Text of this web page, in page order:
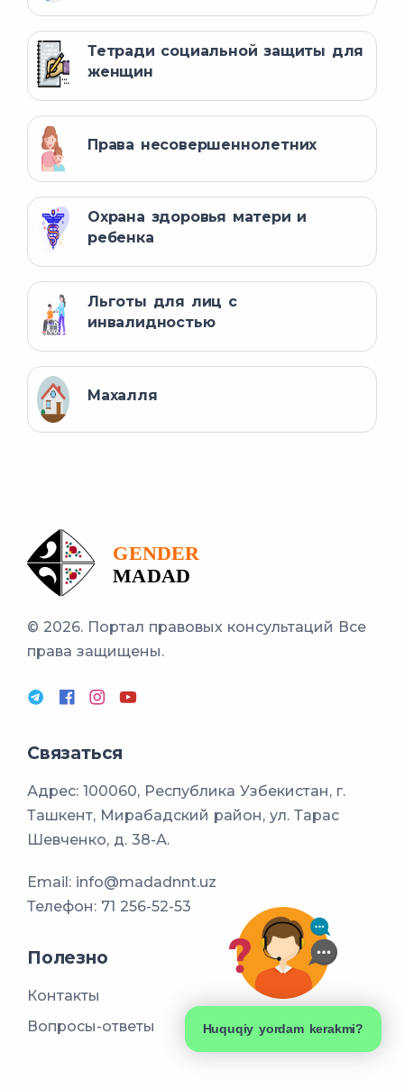
Тетради социальной защиты для
женщин
Права несовершеннолетних
Охрана здоровья матери и
ребенка
Льготы для лиц с
инвалидностью
Махалля
© 2026. Портал правовых консультаций Все
права защищены.
Связаться
Адрес: 100060, Республика Узбекистан, г.
Ташкент, Мирабадский район, ул. Тарас
Шевченко, д. 38-А.
Email: info@madadnnt.uz
Телефон: 71 256-52-53
Полезно
Контакты
Вопросы-ответы
Huquqiy yordam kerakmi?